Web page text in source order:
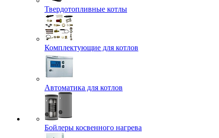
Твердотопливные котлы
Комплектующие для котлов
Автоматика для котлов
Бойлеры косвенного нагрева